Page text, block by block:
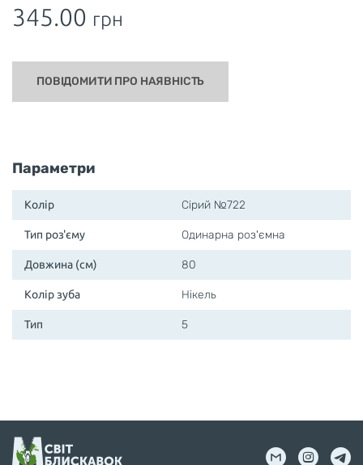
345.00 грн
ПОВІДОМИТИ ПРО НАЯВНІСТЬ
Параметри
Колір Сірий №722
Тип роз'єму Одинарна роз'ємна
Довжина (см) 80
Колір зуба Нікель
Тип 5